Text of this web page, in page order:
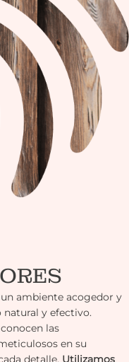
ambiente acogedor y
y efectivo.
las
en su
detalle. Utilizamos